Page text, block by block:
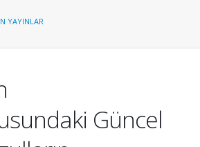
YAYINLAR
Güncel